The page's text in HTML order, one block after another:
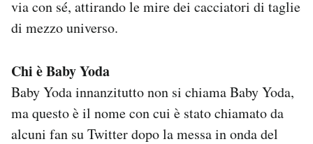
via con sé, attirando le mire dei cacciatori di taglie
di mezzo universo.
Chi è Baby Yoda
Baby Yoda innanzitutto non si chiama Baby Yoda,
ma questo è il nome con cui è stato chiamato da
alcuni fan su Twitter dopo la messa in onda del